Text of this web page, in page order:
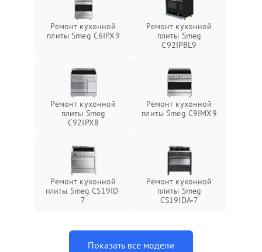
Ремонт кухонной
плиты Smeg C6IPX9
Ремонт кухонной
плиты Smeg
C92IPBL9
Ремонт кухонной
плиты Smeg
C92IPX8
Ремонт кухонной
плиты Smeg C9IMX9
Ремонт кухонной
плиты Smeg CS19ID-
7
Ремонт кухонной
плиты Smeg
CS19IDA-7
Показать все модели